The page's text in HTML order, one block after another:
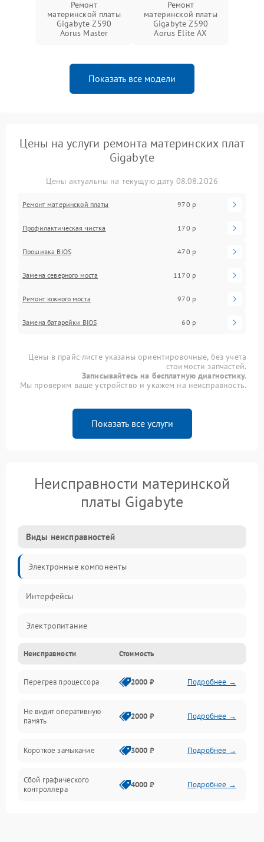
Ремонт
материнской платы
Gigabyte Z590
Aorus Master
Ремонт
материнской платы
Gigabyte Z590
Aorus Elite AX
Показать все модели
Цены на услуги ремонта материнских плат
Gigabyte
Цены актуальны на текущую дату 08.08.2026
Ремонт материнской платы 970 р
Профилактическая чистка 170 р
Прошивка BIOS 470 р
Замена северного моста 1170 р
Ремонт южного моста 970 р
Замена батарейки BIOS 60 р
Цены в прайс-листе указаны ориентировочные, без учета
стоимости запчастей.
Записывайтесь на бесплатную диагностику.
Мы проверим ваше устройство и укажем на неисправность.
Показать все услуги
Неисправности материнской
платы Gigabyte
Виды неисправностей
Электронные компоненты
Интерфейсы
Электропитание
Корпус/Герметичность
Механика
ПО/Микропрограмма
Неисправности Стоимость
Перегрев процессора 2000 ₽ Подробнее →
Не видит оперативную
память
2000 ₽ Подробнее →
Короткое замыкание 3000 ₽ Подробнее →
Сбой графического
контроллера
4000 ₽ Подробнее →